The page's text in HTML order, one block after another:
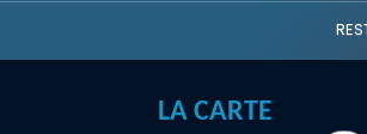
LA CARTE